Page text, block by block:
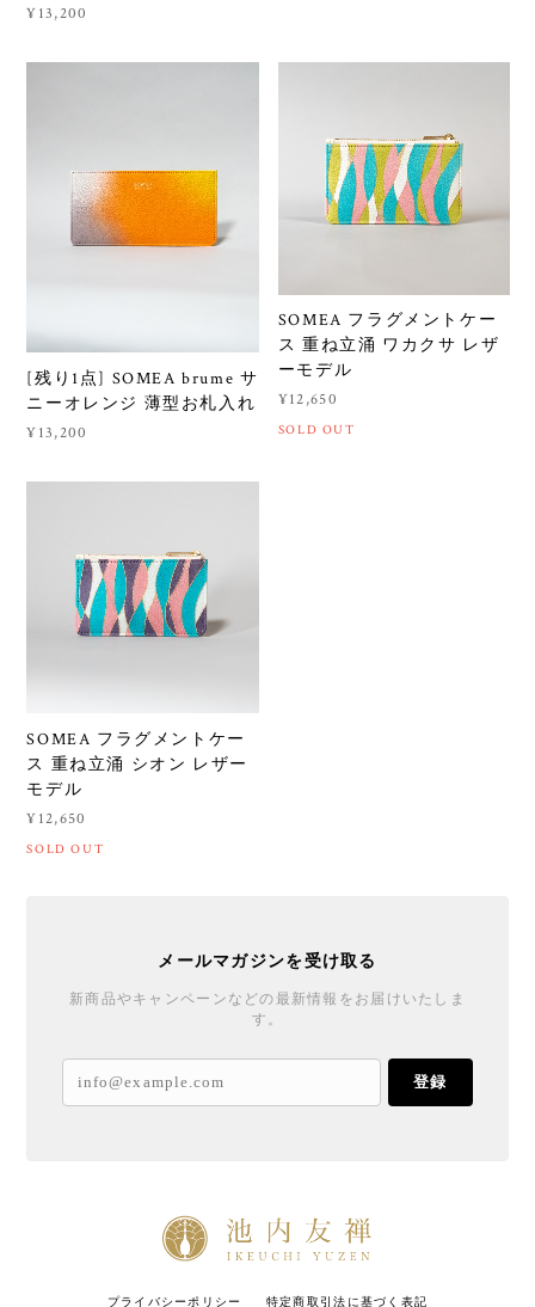
¥13,200
[残り1点] SOMEA brume サ
ニーオレンジ 薄型お札入れ
¥13,200
SOMEA フラグメントケー
ス 重ね立涌 ワカクサ レザ
ーモデル
¥12,650
SOLD OUT
SOMEA フラグメントケー
ス 重ね立涌 シオン レザー
モデル
¥12,650
SOLD OUT
メールマガジンを受け取る
新商品やキャンペーンなどの最新情報をお届けいたしま
す。
登録
プライバシーポリシー 特定商取引法に基づく表記